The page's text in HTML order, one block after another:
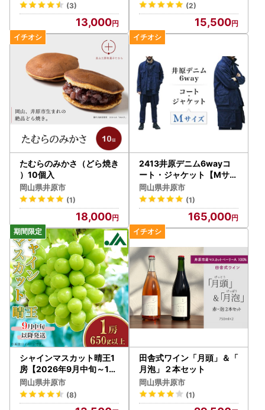
(3)
13,000
(2)
15,500
たむらのみかさ（どら焼き
）10個入
岡山県井原市
(1)
18,000
2413井原デニム6wayコ
ート・ジャケット【Mサイ
ズ】
岡山県井原市
(1)
165,000
シャインマスカット晴王1
房【2026年9月中旬～10
月下旬発送予定】（いばら
愛菜館）
岡山県井原市
(8)
田舎式ワイン「月頭」＆「
月泡」２本セット
岡山県井原市
(1)